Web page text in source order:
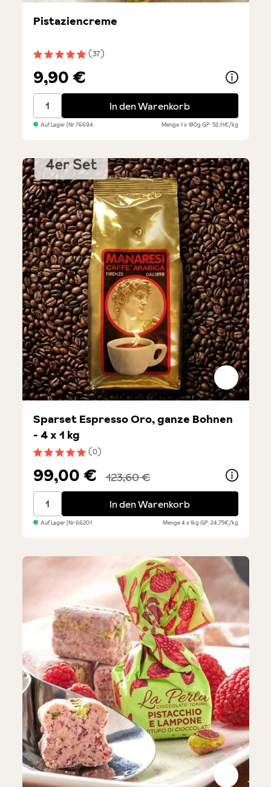
Durchschnittliche Bewertung von 4.9 von 5 Sternen
(37)
Pistaziencreme
9,90 €
Pistaziencreme In den Warenkorb
Auf Lager| Nr.76694 Menge1 x 190gGP: 52,11€/kg
Durchschnittliche Bewertung von 5 von 5 Sternen
(0)
Sparset Espresso Oro, ganze Bohnen
- 4 x 1 kg
99,00 € 123,60 €
Sparset Espresso Oro, ganze Bohnen - 4 x 1 kg
In den Warenkorb
Auf Lager| Nr.66201 Menge4 x 1kgGP: 24,75€/kg